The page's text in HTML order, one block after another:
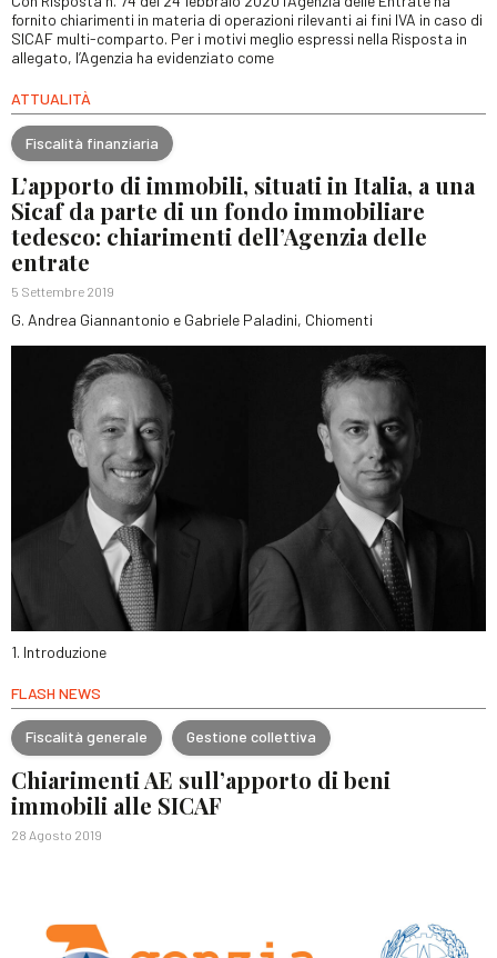
fornito chiarimenti in materia di operazioni rilevanti ai fini IVA in caso di
SICAF multi-comparto. Per i motivi meglio espressi nella Risposta in
allegato, l’Agenzia ha evidenziato come
ATTUALITÀ
Fiscalità finanziaria
L’apporto di immobili, situati in Italia, a una
Sicaf da parte di un fondo immobiliare
tedesco: chiarimenti dell’Agenzia delle
entrate
5 Settembre 2019
G. Andrea Giannantonio e Gabriele Paladini, Chiomenti
1. Introduzione
FLASH NEWS
Fiscalità generale Gestione collettiva
Chiarimenti AE sull’apporto di beni
immobili alle SICAF
28 Agosto 2019